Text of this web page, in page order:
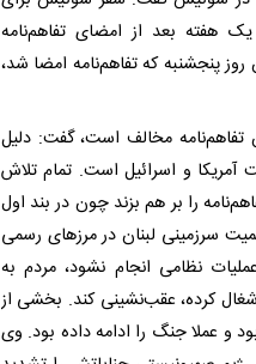
هفته بعد از امضای تفاهم‌نامه
پنجشنبه که تفاهم‌نامه امضا شد،
تفاهم‌نامه مخالف است، گفت: دلیل
و اسرائیل است. تمام تلاش
را بر هم بزند چون در بند اول
سرزمینی لبنان در مرزهای رسمی
نظامی انجام نشود، مردم به
کرده، عقب‌نشینی کند. بخشی از
و عملا جنگ را ادامه داده بود. وی